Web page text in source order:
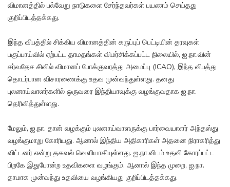
விமானத்தில் பல்வேறு நாடுகளை சேர்ந்தவர்கள் பயணம் செய்தது
குறிப்பிடத்தக்கது.
இந்த விபத்தில் சிக்கிய விமானத்தின் கருப்புப் பெட்டியின் தரவுகள்
பகுப்பாய்வில் ஏற்பட்ட தாமதங்கள் விமர்சிக்கப்பட்ட நிலையில், ஐ.நா.வின்
சர்வதேச சிவில் விமானப் போக்குவரத்து அமைப்பு (ICAO), இந்த விபத்து
தொடர்பான விசாரணைக்கு உதவ முன்வந்துள்ளது. தனது
புலனாய்வாளர்களில் ஒருவரை இந்தியாவுக்கு வழங்குவதாக ஐ.நா.
தெரிவித்துள்ளது.
மேலும், ஐ.நா. தான் வழக்கும் புலனாய்வாளருக்கு பார்வையாளர் அந்தஸ்து
வழங்குமாறு கோரியது. ஆனால் இந்திய அதிகாரிகள் அதனை நிராகரித்து
விட்டனர் என்று தகவல் வெளியாகியுள்ளது. ஐ.நா.விடம் உதவி கோரப்பட்ட
பிறகே இதுபோன்ற உதவிகளை வழங்கும். ஆனால் இந்த முறை, ஐ.நா.
தாமாக முன்வந்து உதவியை வழங்கியது குறிப்பிடத்தக்கது.